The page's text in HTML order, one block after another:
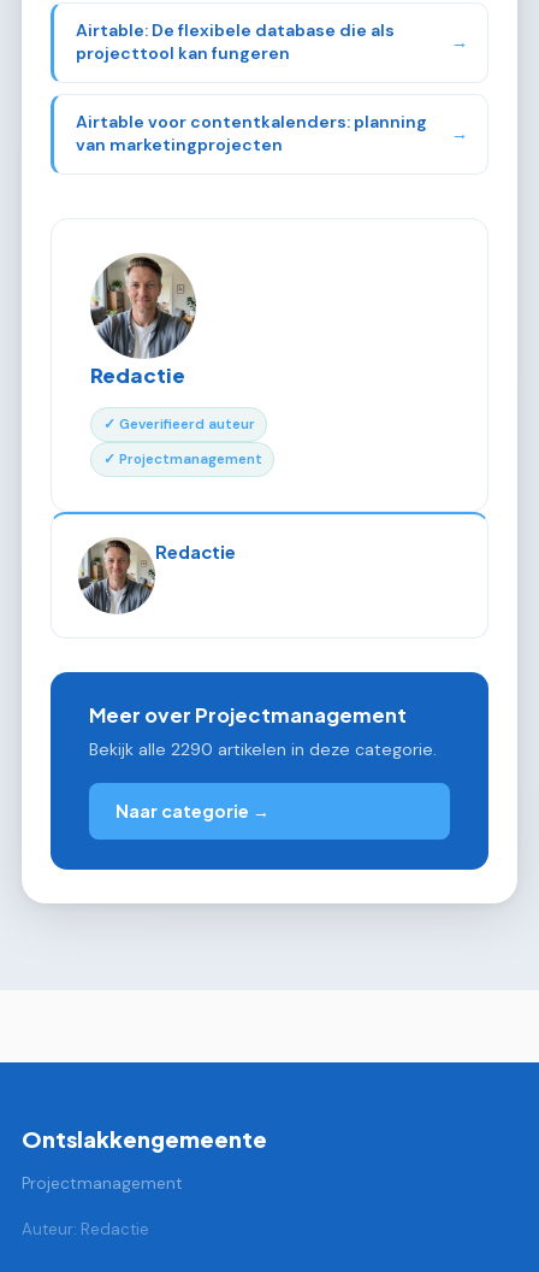
Airtable: De flexibele database die als
projecttool kan fungeren
→
Airtable voor contentkalenders: planning
van marketingprojecten
→
Redactie
✓ Geverifieerd auteur
✓ Projectmanagement
Redactie
Meer over Projectmanagement
Bekijk alle 2290 artikelen in deze categorie.
Naar categorie →
Ontslakkengemeente
Projectmanagement
Auteur: Redactie